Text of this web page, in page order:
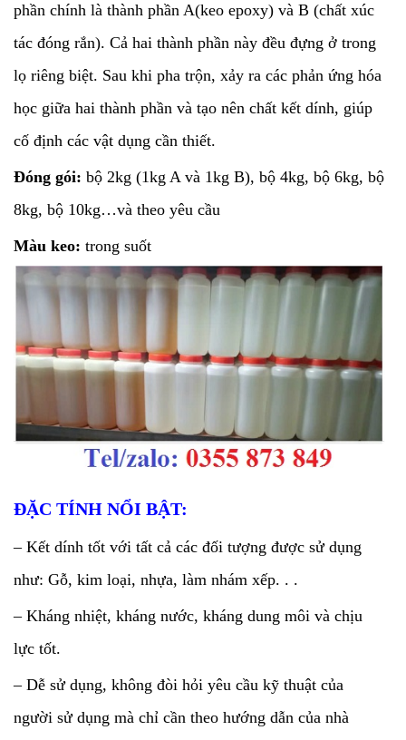
phần chính là thành phần A(keo epoxy) và B (chất xúc
tác đóng rắn). Cả hai thành phần này đều đựng ở trong
lọ riêng biệt. Sau khi pha trộn, xảy ra các phản ứng hóa
học giữa hai thành phần và tạo nên chất kết dính, giúp
cố định các vật dụng cần thiết.
Đóng gói: bộ 2kg (1kg A và 1kg B), bộ 4kg, bộ 6kg, bộ
8kg, bộ 10kg…và theo yêu cầu
Màu keo: trong suốt
ĐẶC TÍNH NỔI BẬT:
– Kết dính tốt với tất cả các đối tượng được sử dụng
như: Gỗ, kim loại, nhựa, làm nhám xếp. . .
– Kháng nhiệt, kháng nước, kháng dung môi và chịu
lực tốt.
– Dễ sử dụng, không đòi hỏi yêu cầu kỹ thuật của
người sử dụng mà chỉ cần theo hướng dẫn của nhà